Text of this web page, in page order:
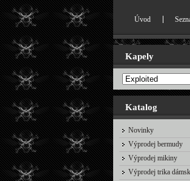
Kapely
Katalog
Novinky
Výprodej bermudy
Výprodej mikiny
Výprodej trika
Úvod